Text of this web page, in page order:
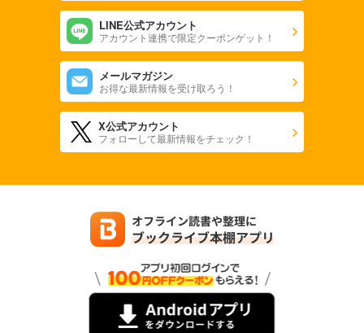
LINE公式アカウント
アカウント連携で限定クーポンゲット！
メールマガジン
お得な最新情報を受け取ろう！
X公式アカウント
フォローして最新情報をチェック！